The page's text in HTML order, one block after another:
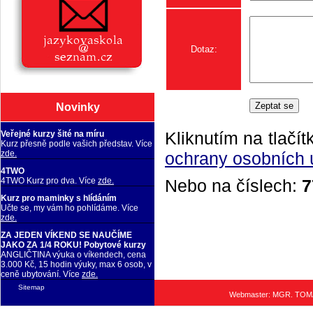
Novinky
Veřejné kurzy šité na míru
Kurz přesně podle vašich představ. Více
zde.
4TWO
4TWO Kurz pro dva. Více zde.
Kurz pro maminky s hlídáním
Učte se, my vám ho pohlídáme. Více
zde.
ZA JEDEN VÍKEND SE NAUČÍME
JAKO ZA 1/4 ROKU! Pobytové kurzy
ANGLIČTINA výuka o víkendech, cena
3.000 Kč, 15 hodin výuky, max 6 osob, v
ceně ubytování. Více zde.
Dotaz:
Kliknutím na
ochrany osobních
Nebo na číslech:
Webmaster: MGR.
Sitemap